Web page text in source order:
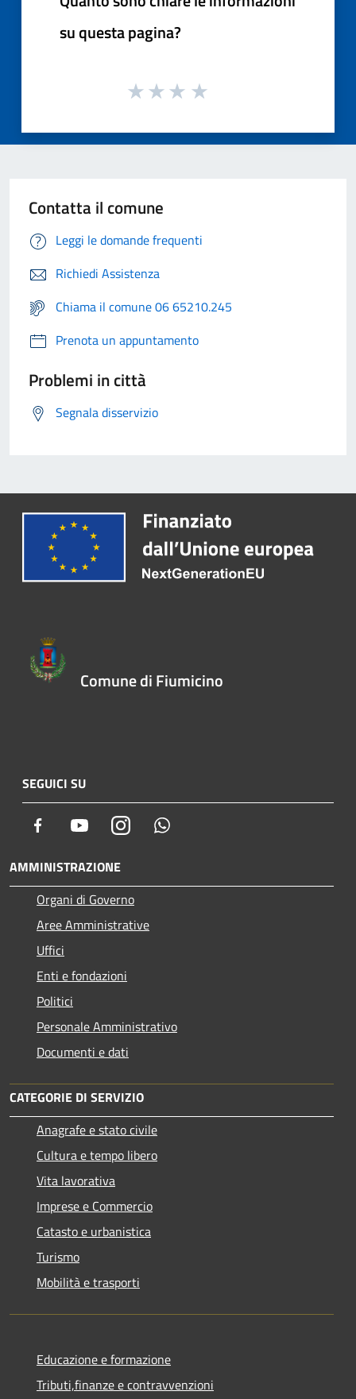
su questa pagina?
Contatta il comune
Leggi le domande frequenti
Richiedi Assistenza
Chiama il comune 06 65210.245
Prenota un appuntamento
Problemi in città
Segnala disservizio
Comune di Fiumicino
SEGUICI SU
Facebook YoutubeInstagram
AMMINISTRAZIONE
Organi di Governo
Aree Amministrative
Uffici
Enti e fondazioni
Politici
Personale Amministrativo
Documenti e dati
CATEGORIE DI SERVIZIO
Anagrafe e stato civile
Cultura e tempo libero
Vita lavorativa
Imprese e Commercio
Catasto e urbanistica
Turismo
Mobilità e trasporti
Educazione e formazione
Tributi,finanze e contravvenzioni